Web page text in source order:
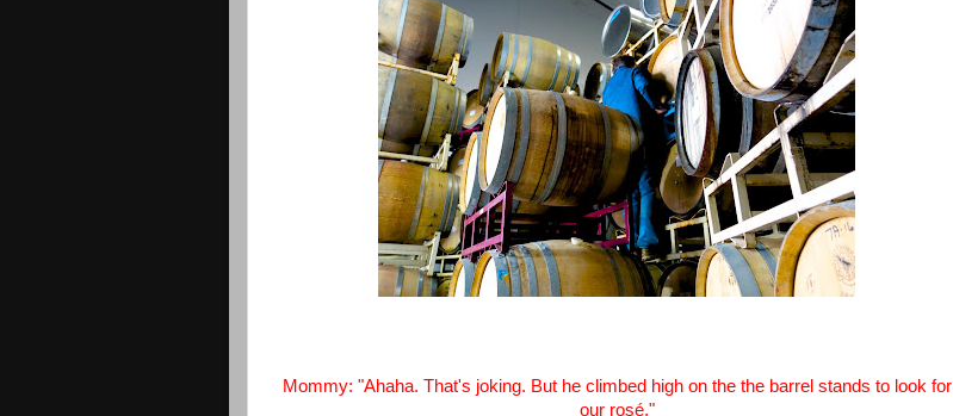
Mommy: "Ahaha. That's joking. But he climbed high on the the barrel stands to look for
our rosé."